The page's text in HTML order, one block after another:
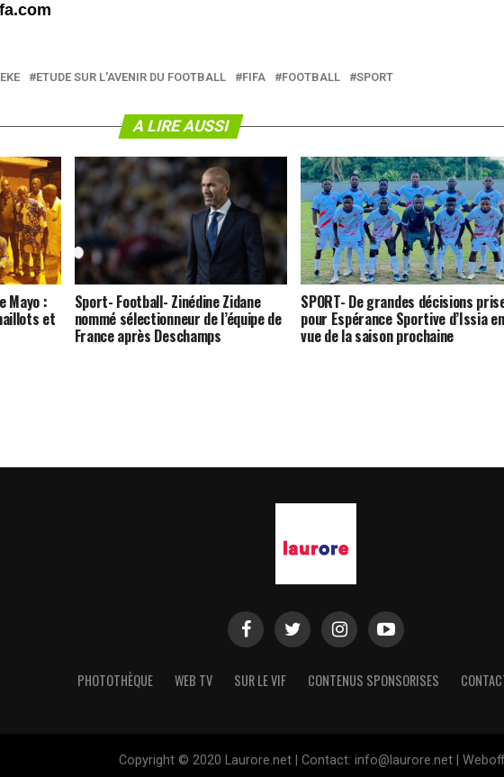
ETUDE SUR L'AVENIR DU FOOTBALL FIFA FOOTBALL SPORT
A LIRE AUSSI
Mayo :
et
Sport- Football- Zinédine Zidane
nommé sélectionneur de l’équipe de
France après Deschamps
SPORT- De grandes décisions
pour Espérance Sportive d’Issia en
vue de la saison prochaine
PHOTOTHÈQUE WEB TV SUR LE VIF CONTENUS SPONSORISES
Copyright © 2020 Laurore.net | Contact: info@laurore.net |